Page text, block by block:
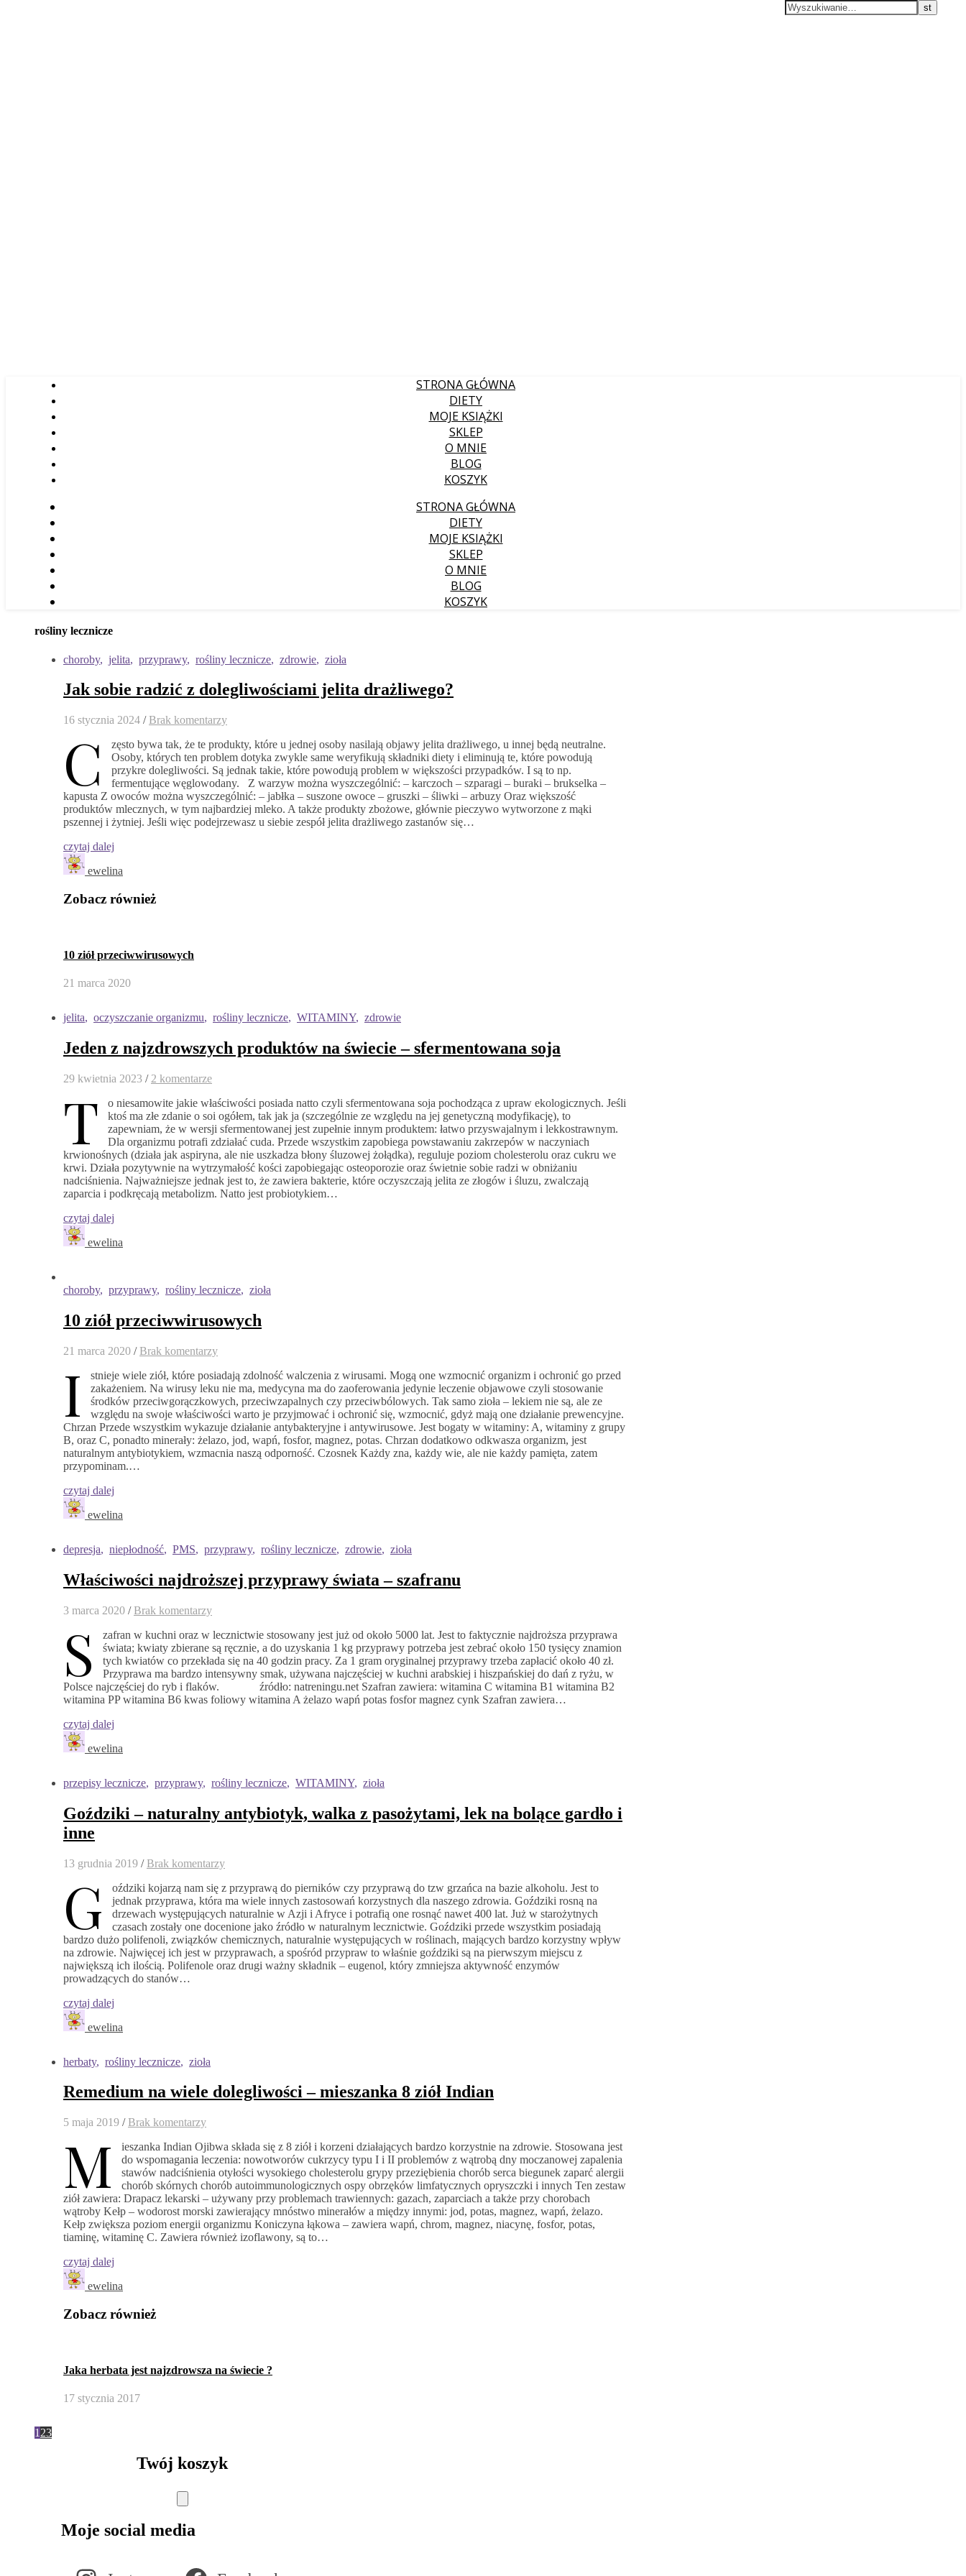
STRONA GŁÓWNA
DIETY
MOJE KSIĄŻKI
SKLEP
O MNIE
BLOG
KOSZYK
STRONA GŁÓWNA
DIETY
MOJE KSIĄŻKI
SKLEP
O MNIE
BLOG
KOSZYK
rośliny lecznicze
choroby, jelita, przyprawy, rośliny lecznicze, zdrowie, zioła
Jak sobie radzić z dolegliwościami jelita drażliwego?
16 stycznia 2024 / Brak komentarzy
C
zęsto bywa tak, że te produkty, które u jednej osoby nasilają objawy jelita drażliwego, u innej będą neutralne.
Osoby, których ten problem dotyka zwykle same weryfikują składniki diety i eliminują te, które powodują
przykre dolegliwości. Są jednak takie, które powodują problem w większości przypadków. I są to np.
fermentujące węglowodany. Z warzyw można wyszczególnić: – karczoch – szparagi – buraki – brukselka –
kapusta Z owoców można wyszczególnić: – jabłka – suszone owoce – gruszki – śliwki – arbuzy Oraz większość
produktów mlecznych, w tym najbardziej mleko. A także produkty zbożowe, głównie pieczywo wytworzone z mąki
pszennej i żytniej. Jeśli więc podejrzewasz u siebie zespół jelita drażliwego zastanów się…
czytaj dalej
ewelina
Zobacz również
10 ziół przeciwwirusowych
21 marca 2020
jelita, oczyszczanie organizmu, rośliny lecznicze, WITAMINY, zdrowie
Jeden z najzdrowszych produktów na świecie – sfermentowana soja
29 kwietnia 2023 / 2 komentarze
T
o niesamowite jakie właściwości posiada natto czyli sfermentowana soja pochodząca z upraw ekologicznych. Jeśli
ktoś ma złe zdanie o soi ogółem, tak jak ja (szczególnie ze względu na jej genetyczną modyfikację), to
zapewniam, że w wersji sfermentowanej jest zupełnie innym produktem: łatwo przyswajalnym i lekkostrawnym.
Dla organizmu potrafi zdziałać cuda. Przede wszystkim zapobiega powstawaniu zakrzepów w naczyniach
krwionośnych (działa jak aspiryna, ale nie uszkadza błony śluzowej żołądka), reguluje poziom cholesterolu oraz cukru we
krwi. Działa pozytywnie na wytrzymałość kości zapobiegając osteoporozie oraz świetnie sobie radzi w obniżaniu
nadciśnienia. Najważniejsze jednak jest to, że zawiera bakterie, które oczyszczają jelita ze złogów i śluzu, zwalczają
zaparcia i podkręcają metabolizm. Natto jest probiotykiem…
czytaj dalej
ewelina
choroby, przyprawy, rośliny lecznicze, zioła
10 ziół przeciwwirusowych
21 marca 2020 / Brak komentarzy
I
stnieje wiele ziół, które posiadają zdolność walczenia z wirusami. Mogą one wzmocnić organizm i ochronić go przed
zakażeniem. Na wirusy leku nie ma, medycyna ma do zaoferowania jedynie leczenie objawowe czyli stosowanie
środków przeciwgorączkowych, przeciwzapalnych czy przeciwbólowych. Tak samo zioła – lekiem nie są, ale ze
względu na swoje właściwości warto je przyjmować i ochronić się, wzmocnić, gdyż mają one działanie prewencyjne.
Chrzan Przede wszystkim wykazuje działanie antybakteryjne i antywirusowe. Jest bogaty w witaminy: A, witaminy z grupy
B, oraz C, ponadto minerały: żelazo, jod, wapń, fosfor, magnez, potas. Chrzan dodatkowo odkwasza organizm, jest
naturalnym antybiotykiem, wzmacnia naszą odporność. Czosnek Każdy zna, każdy wie, ale nie każdy pamięta, zatem
przypominam.…
czytaj dalej
ewelina
depresja, niepłodność, PMS, przyprawy, rośliny lecznicze, zdrowie, zioła
Właściwości najdroższej przyprawy świata – szafranu
3 marca 2020 / Brak komentarzy
S
zafran w kuchni oraz w lecznictwie stosowany jest już od około 5000 lat. Jest to faktycznie najdroższa przyprawa
świata; kwiaty zbierane są ręcznie, a do uzyskania 1 kg przyprawy potrzeba jest zebrać około 150 tysięcy znamion
tych kwiatów co przekłada się na 40 godzin pracy. Za 1 gram oryginalnej przyprawy trzeba zapłacić około 40 zł.
Przyprawa ma bardzo intensywny smak, używana najczęściej w kuchni arabskiej i hiszpańskiej do dań z ryżu, w
Polsce najczęściej do ryb i flaków. źródło: natreningu.net Szafran zawiera: witamina C witamina B1 witamina B2
witamina PP witamina B6 kwas foliowy witamina A żelazo wapń potas fosfor magnez cynk Szafran zawiera…
czytaj dalej
ewelina
przepisy lecznicze, przyprawy, rośliny lecznicze, WITAMINY, zioła
Goździki – naturalny antybiotyk, walka z pasożytami, lek na bolące gardło i
inne
13 grudnia 2019 / Brak komentarzy
G
oździki kojarzą nam się z przyprawą do pierników czy przyprawą do tzw grzańca na bazie alkoholu. Jest to
jednak przyprawa, która ma wiele innych zastosowań korzystnych dla naszego zdrowia. Goździki rosną na
drzewach występujących naturalnie w Azji i Afryce i potrafią one rosnąć nawet 400 lat. Już w starożytnych
czasach zostały one docenione jako źródło w naturalnym lecznictwie. Goździki przede wszystkim posiadają
bardzo dużo polifenoli, związków chemicznych, naturalnie występujących w roślinach, mających bardzo korzystny wpływ
na zdrowie. Najwięcej ich jest w przyprawach, a spośród przypraw to właśnie goździki są na pierwszym miejscu z
największą ich ilością. Polifenole oraz drugi ważny składnik – eugenol, który zmniejsza aktywność enzymów
prowadzących do stanów…
czytaj dalej
ewelina
herbaty, rośliny lecznicze, zioła
Remedium na wiele dolegliwości – mieszanka 8 ziół Indian
5 maja 2019 / Brak komentarzy
M
ieszanka Indian Ojibwa składa się z 8 ziół i korzeni działających bardzo korzystnie na zdrowie. Stosowana jest
do wspomagania leczenia: nowotworów cukrzycy typu I i II problemów z wątrobą dny moczanowej zapalenia
stawów nadciśnienia otyłości wysokiego cholesterolu grypy przeziębienia chorób serca biegunek zaparć alergii
chorób skórnych chorób autoimmunologicznych ospy obrzęków limfatycznych opryszczki i innych Ten zestaw
ziół zawiera: Drapacz lekarski – używany przy problemach trawiennych: gazach, zaparciach a także przy chorobach
wątroby Kełp – wodorost morski zawierający mnóstwo minerałów a między innymi: jod, potas, magnez, wapń, żelazo.
Kełp zwiększa poziom energii organizmu Koniczyna łąkowa – zawiera wapń, chrom, magnez, niacynę, fosfor, potas,
tiaminę, witaminę C. Zawiera również izoflawony, są to…
czytaj dalej
ewelina
Zobacz również
Jaka herbata jest najzdrowsza na świecie ?
17 stycznia 2017
1 23
Twój koszyk
Moje social media